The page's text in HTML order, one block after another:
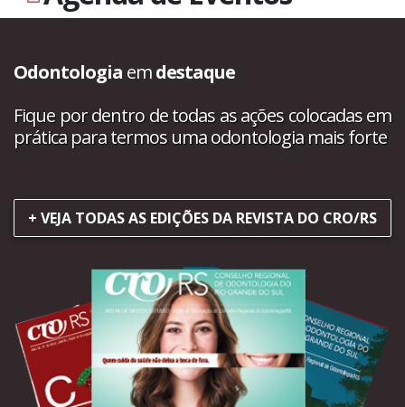
Odontologia emdestaque
Fique por dentro de todas as ações colocadas em
prática para termos uma odontologia mais forte
+ VEJA TODAS AS EDIÇÕES DA REVISTA DO CRO/RS